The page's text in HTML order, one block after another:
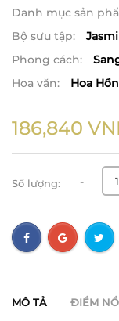
Danh mục sản
Bộ sưu tập:
Phong cách:
Hoa văn:
Hoa
186,840
Số lượng: -
MÔ TẢ ĐIỂM